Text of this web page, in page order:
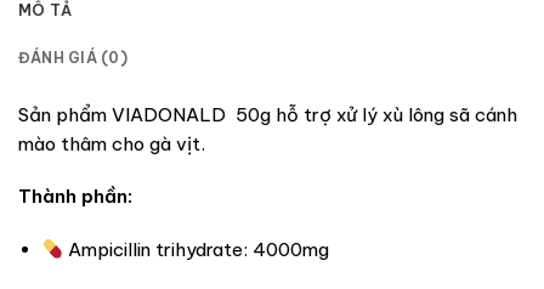
MÔ TẢ
ĐÁNH GIÁ (0)
Sản phẩm VIADONALD 50g hỗ trợ xử lý xù lông sã cánh
mào thâm cho gà vịt.
Thành phần:
Ampicillin trihydrate: 4000mg